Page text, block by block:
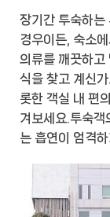
장기간 투숙하는
경우이든, 숙소
의류를 깨끗하고
식을 찾고 계신
롯한 객실 내 편
겨보세요.투숙객
는 흡연이 엄격